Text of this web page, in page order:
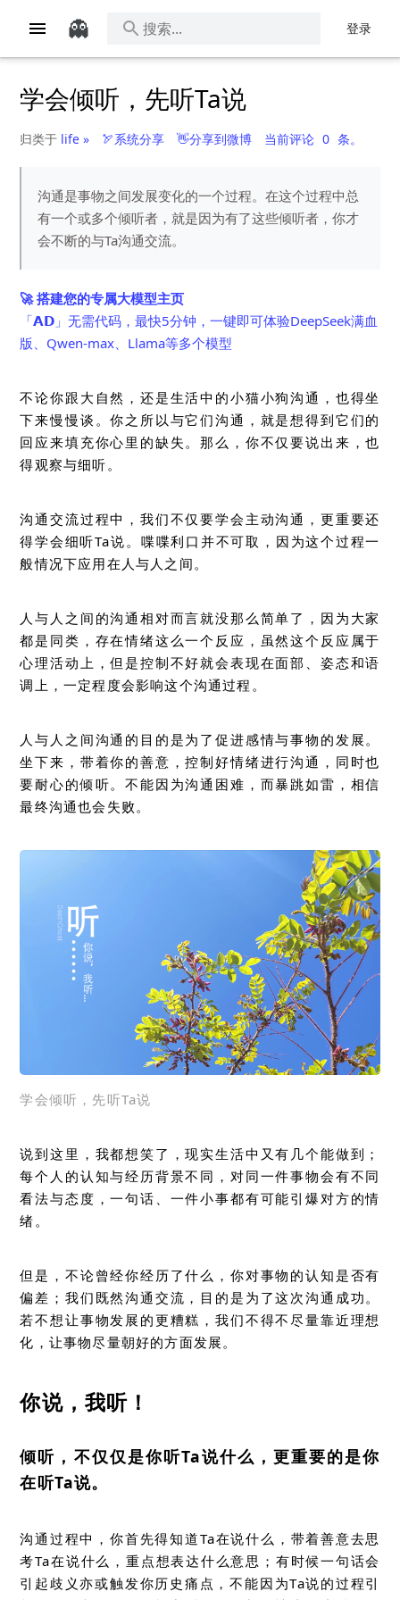
👻 登录
学会倾听，先听Ta说
归类于 life » 🏹系统分享 👋分享到微博 当前评论 0 条。
沟通是事物之间发展变化的一个过程。在这个过程中总
有一个或多个倾听者，就是因为有了这些倾听者，你才
会不断的与Ta沟通交流。
🚀 搭建您的专属大模型主页
「𝗔𝗗」无需代码，最快5分钟，一键即可体验DeepSeek满血
版、Qwen-max、Llama等多个模型
不论你跟大自然，还是生活中的小猫小狗沟通，也得坐
下来慢慢谈。你之所以与它们沟通，就是想得到它们的
回应来填充你心里的缺失。那么，你不仅要说出来，也
得观察与细听。
沟通交流过程中，我们不仅要学会主动沟通，更重要还
得学会细听Ta说。喋喋利口并不可取，因为这个过程一
般情况下应用在人与人之间。
人与人之间的沟通相对而言就没那么简单了，因为大家
都是同类，存在情绪这么一个反应，虽然这个反应属于
心理活动上，但是控制不好就会表现在面部、姿态和语
调上，一定程度会影响这个沟通过程。
人与人之间沟通的目的是为了促进感情与事物的发展。
坐下来，带着你的善意，控制好情绪进行沟通，同时也
要耐心的倾听。不能因为沟通困难，而暴跳如雷，相信
最终沟通也会失败。
学会倾听，先听Ta说
说到这里，我都想笑了，现实生活中又有几个能做到；
每个人的认知与经历背景不同，对同一件事物会有不同
看法与态度，一句话、一件小事都有可能引爆对方的情
绪。
但是，不论曾经你经历了什么，你对事物的认知是否有
偏差；我们既然沟通交流，目的是为了这次沟通成功。
若不想让事物发展的更糟糕，我们不得不尽量靠近理想
化，让事物尽量朝好的方面发展。
你说，我听！
倾听，不仅仅是你听Ta说什么，更重要的是你
在听Ta说。
沟通过程中，你首先得知道Ta在说什么，带着善意去思
考Ta在说什么，重点想表达什么意思；有时候一句话会
引起歧义亦或触发你历史痛点，不能因为Ta说的过程引